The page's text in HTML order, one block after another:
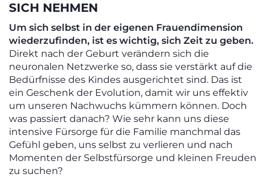
SICH NEHMEN
Um sich selbst in der eigenen Frauendimension
wiederzufinden, ist es wichtig, sich Zeit zu geben.
Direkt nach der Geburt verändern sich die
neuronalen Netzwerke so, dass sie verstärkt auf die
Bedürfnisse des Kindes ausgerichtet sind. Das ist
ein Geschenk der Evolution, damit wir uns effektiv
um unseren Nachwuchs kümmern können. Doch
was passiert danach? Wie sehr kann uns diese
intensive Fürsorge für die Familie manchmal das
Gefühl geben, uns selbst zu verlieren und nach
Momenten der Selbstfürsorge und kleinen Freuden
zu suchen?